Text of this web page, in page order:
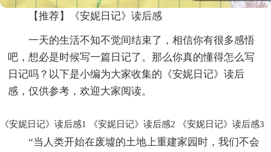
【推荐】《安妮日记》读后感
一天的生活不知不觉间结束了，相信你有很多感悟
吧，想必是时候写一篇日记了。那么你真的懂得怎么写
日记吗？以下是小编为大家收集的《安妮日记》读后
感，仅供参考，欢迎大家阅读。
《安妮日记》读后感1
“当人类开始在废墟的土地上重建家园时，我们不会
《安妮日记》读后感2 《安妮日记》读后感3